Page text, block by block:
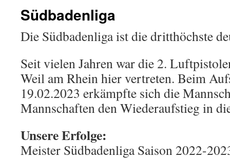
Südbadenliga
Die Südbadenliga ist die dritthöchste
Seit vielen Jahren war die 2.
Weil am Rhein hier vertreten. Beim
19.02.2023 erkämpfte sich die
Mannschaften den Wiederaufstieg in
Unsere Erfolge:
Meister Südbadenliga Saison 2022-